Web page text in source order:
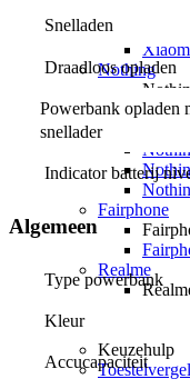
Nothing
Fairphone
Realme
Keuzehulp
Snelladen
Draadloos opladen
Powerbank opladen
snellader
Indicator batterij
Algemeen
Type powerbank
Kleur
Accucapaciteit